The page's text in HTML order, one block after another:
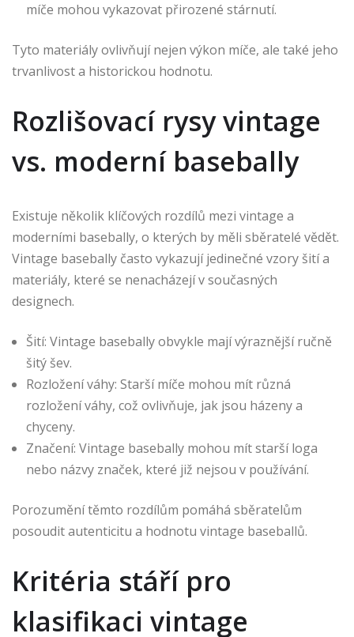
míče mohou vykazovat přirozené stárnutí.
Tyto materiály ovlivňují nejen výkon míče, ale také jeho
trvanlivost a historickou hodnotu.
Rozlišovací rysy vintage
vs. moderní basebally
Existuje několik klíčových rozdílů mezi vintage a
moderními basebally, o kterých by měli sběratelé vědět.
Vintage basebally často vykazují jedinečné vzory šití a
materiály, které se nenacházejí v současných
designech.
Šití: Vintage basebally obvykle mají výraznější ručně
šitý šev.
Rozložení váhy: Starší míče mohou mít různá
rozložení váhy, což ovlivňuje, jak jsou házeny a
chyceny.
Značení: Vintage basebally mohou mít starší loga
nebo názvy značek, které již nejsou v používání.
Porozumění těmto rozdílům pomáhá sběratelům
posoudit autenticitu a hodnotu vintage baseballů.
Kritéria stáří pro
klasifikaci vintage